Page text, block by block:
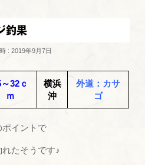
釣果
: 2019年9月7日
32ｃ
ｍ
横浜
沖
外道：カサ
ゴ
イントで
れたそうです♪